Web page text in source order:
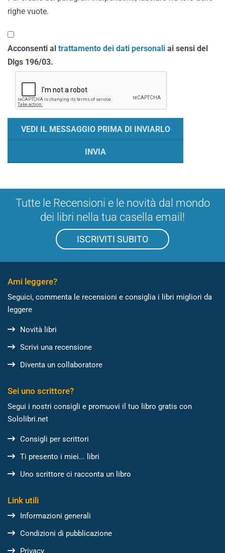
righe vuote.
Acconsenti al trattamento dei dati personali ai sensi del
Dlgs 196/03.
Tutte le Recensioni e le novità dal mondo
dei libri nella tua casella email!
ISCRIVITI SUBITO
Ami leggere?
Seguici, commenta le recensioni e consiglia i libri migliori da
leggere
Novità libri
Scrivi una recensione
Diventa un collaboratore
Sei uno scrittore?
Segui i nostri consigli e promuovi il tuo libro gratis con
Sololibri.net
Consigli per scrittori
Ti presento i miei... libri
Uno scrittore ci racconta un libro
Link utili
Informazioni generali
Condizioni di pubblicazione
Privacy